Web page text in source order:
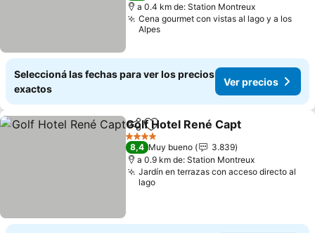
a 0.4 km de: Station Montreux
Cena gourmet con vistas al lago y a los
Alpes
Seleccioná las fechas para ver los precios
exactos
Ver precios
CompartirAñadir a favoritos
Golf Hotel René Capt
4 Estrellas
8,4 Muy bueno
3.839
a 0.9 km de: Station Montreux
Jardín en terrazas con acceso directo al
lago